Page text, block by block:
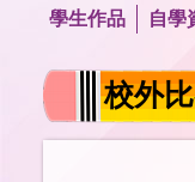
學生作品 自學
校外